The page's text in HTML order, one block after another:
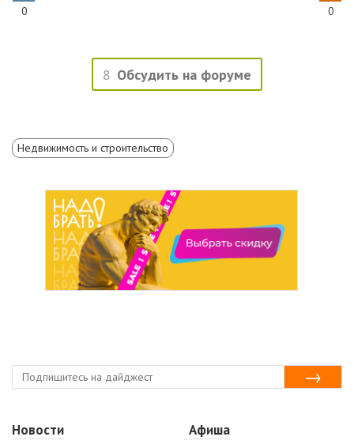
0 0
8 Обсудить на форуме
Недвижимость и строительство
Новости
Афиша